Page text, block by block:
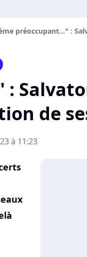
préoccupant..." :
de
à 11:23